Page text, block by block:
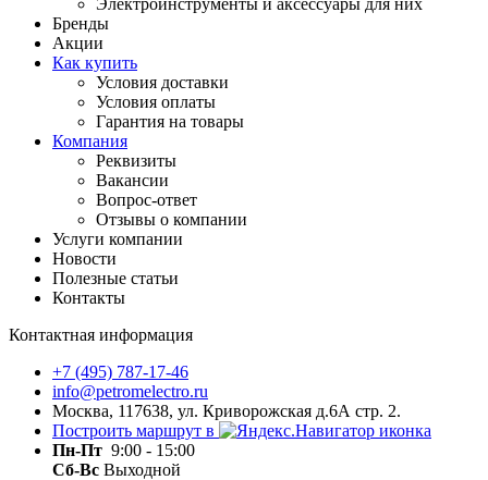
Бренды
Акции
Как купить
Условия доставки
Условия оплаты
Гарантия на товары
Компания
Реквизиты
Вакансии
Вопрос-ответ
Отзывы о компании
Услуги компании
Новости
Полезные статьи
Контакты
Контактная информация
+7 (495) 787-17-46
info@petromelectro.ru
Москва, 117638, ул. Криворожская д.6А стр. 2.
Построить маршрут в
Пн-Пт 9:00 - 15:00
Сб-Вс Выходной